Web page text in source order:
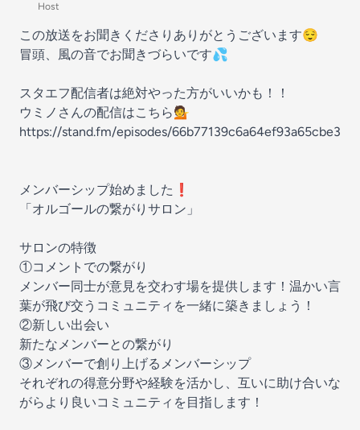
Host
この放送をお聞きくださりありがとうございます😌
冒頭、風の音でお聞きづらいです💦
スタエフ配信者は絶対やった方がいいかも！！
ウミノさんの配信はこちら💁
https://stand.fm/episodes/66b77139c6a64ef93a65cbe3
メンバーシップ始めました❗️
「オルゴールの繋がりサロン」
サロンの特徴
①コメントでの繋がり
メンバー同士が意見を交わす場を提供します！温かい言
葉が飛び交うコミュニティを一緒に築きましょう！
②新しい出会い
新たなメンバーとの繋がり
③メンバーで創り上げるメンバーシップ
それぞれの得意分野や経験を活かし、互いに助け合いな
がらより良いコミュニティを目指します！